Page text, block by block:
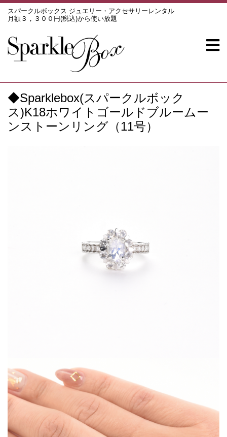
スパークルボックス ジュエリー・アクセサリーレンタル
月額３，３００円(税込)から使い放題
◆Sparklebox(スパークルボック
ス)K18ホワイトゴールドブルームー
ンストーンリング（11号）